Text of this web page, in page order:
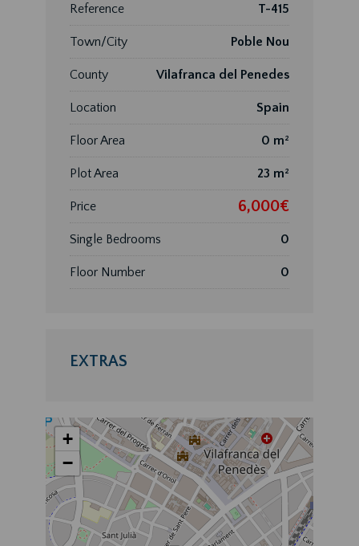
Reference T-415
Town/City Poble Nou
County Vilafranca del Penedes
Location Spain
Floor Area 0 m²
Plot Area 23 m²
Price 6,000€
Single Bedrooms 0
Floor Number 0
EXTRAS
+
−